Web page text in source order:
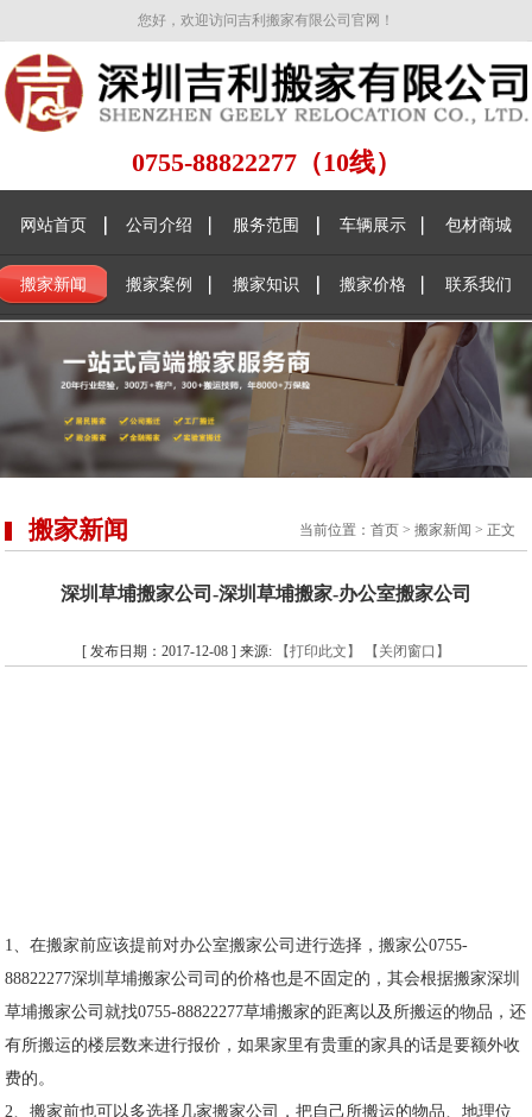
您好，欢迎访问吉利搬家有限公司官网！
0755-88822277（10线）
网站首页 公司介绍 服务范围 车辆展示 包材商城
搬家新闻 搬家案例 搬家知识 搬家价格 联系我们
搬家新闻 当前位置： 首页> 搬家新闻 > 正文
深圳草埔搬家公司-深圳草埔搬家-办公室搬家公司
[ 发布日期：2017-12-08 ] 来源: 【打印此文】 【关闭窗口】
1、在搬家前应该提前对办公室搬家公司进行选择，搬家公0755-
88822277深圳草埔搬家公司司的价格也是不固定的，其会根据搬家深圳
草埔搬家公司就找0755-88822277草埔搬家的距离以及所搬运的物品，还
有所搬运的楼层数来进行报价，如果家里有贵重的家具的话是要额外收
费的。
2、搬家前也可以多选择几家搬家公司，把自己所搬运的物品、地理位